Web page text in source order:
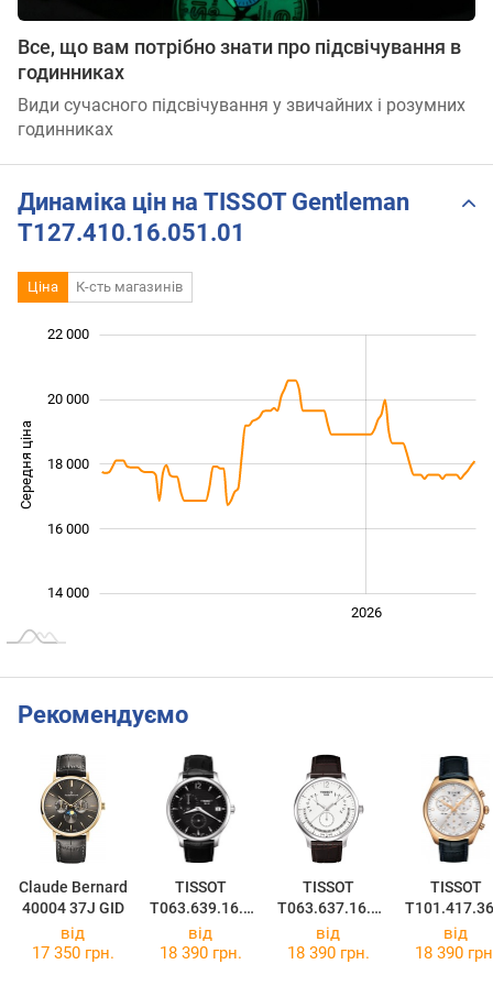
Все, що вам потрібно знати про підсвічування в
годинниках
Види сучасного підсвічування у звичайних і розумних
годинниках
Динаміка цін на TISSOT Gentleman
T127.410.16.051.01
Ціна К-сть магазинів
Середня ціна 14 000
14 000
16 000
18 000
20 000
22 000
2026
Рекомендуємо
Claude Bernard
40004 37J GID
TISSOT
T063.639.16.0
57.00
TISSOT
T063.637.16.0
37.00
TISSOT
31.00
від
17 350 грн.
від
18 390 грн.
від
18 390 грн.
від
18 390